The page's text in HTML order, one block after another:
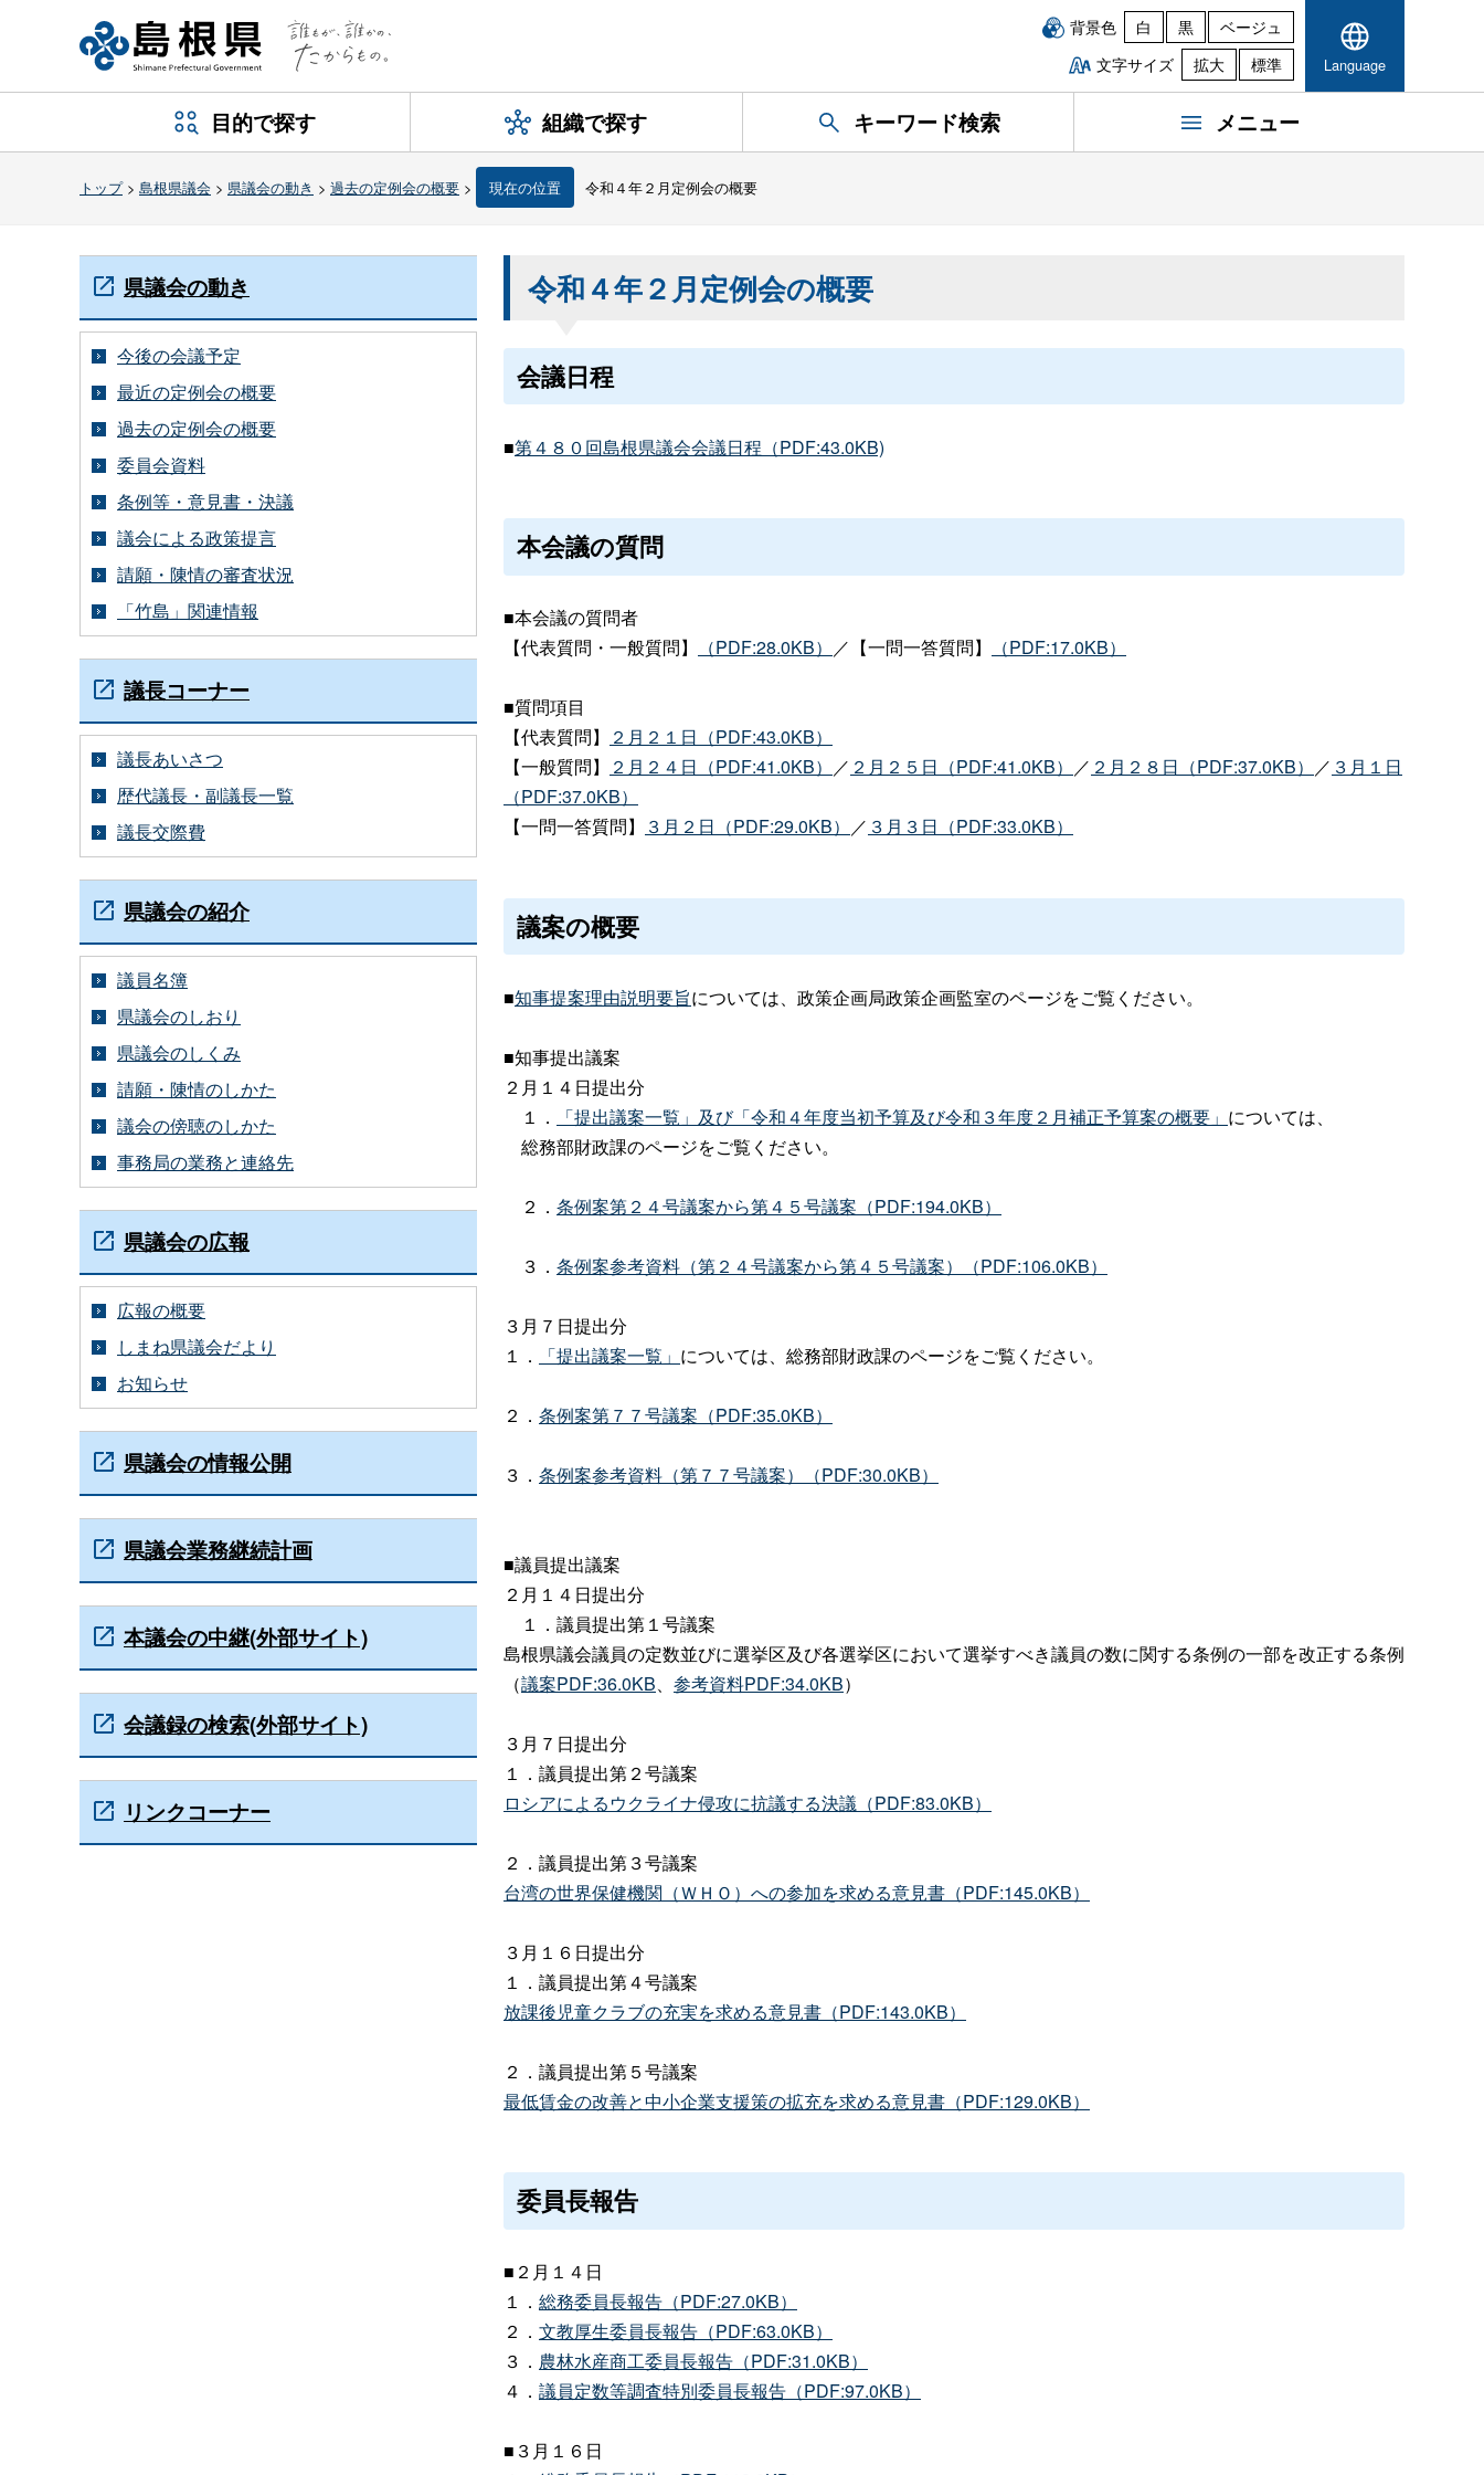
背景色 白 黒
ベージュ
文字サイズ
拡大 標準 Language
目的で探す 組織で探す キーワード検索 メニュー
トップ> 島根県議会 > 県議会の動き > 過去の定例会の概要 > 現在の位置 令和４年２月定例会の概要
令和４年２月定例会の概要
会議日程
■第４８０回島根県議会会議日程（PDF:43.0KB)
本会議の質問
■本会議の質問者
【代表質問・一般質問】
（PDF:28.0KB） ／【一問一答質問】 （PDF:17.0KB）
■質問項目
【代表質問】
２月２１日（PDF:43.0KB）
【一般質問】
２月２４日（PDF:41.0KB） ／ ２月２５日（PDF:41.0KB） ／ ２月２８日（PDF:37.0KB） ／ ３月１日
（PDF:37.0KB）
【一問一答質問】
３月２日（PDF:29.0KB） ／ ３月３日（PDF:33.0KB）
議案の概要
■知事提案理由説明要旨については、政策企画局政策企画監室のページをご覧ください。
■知事提出議案
２月１４日提出分
１．
「提出議案一覧」及び「令和４年度当初予算及び令和３年度２月補正予算案の概要」 については、
総務部財政課のページをご覧ください。
２． 条例案第２４号議案から第４５号議案（PDF:194.0KB）
３． 条例案参考資料（第２４号議案から第４５号議案）（PDF:106.0KB）
３月７日提出分
１．
「提出議案一覧」 については、総務部財政課のページをご覧ください。
２． 条例案第７７号議案（PDF:35.0KB）
３． 条例案参考資料（第７７号議案）（PDF:30.0KB）
■議員提出議案
２月１４日提出分
１．議員提出第１号議案
島根県議会議員の定数並びに選挙区及び各選挙区において選挙すべき議員の数に関する条例の一部を改正する条例
（議案PDF:36.0KB 参考資料PDF:34.0KB）
３月７日提出分
１．議員提出第２号議案
ロシアによるウクライナ侵攻に抗議する決議（PDF:83.0KB）
２．議員提出第３号議案
台湾の世界保健機関（ＷＨＯ）への参加を求める意見書（PDF:145.0KB）
３月１６日提出分
１．議員提出第４号議案
放課後児童クラブの充実を求める意見書（PDF:143.0KB）
２．議員提出第５号議案
最低賃金の改善と中小企業支援策の拡充を求める意見書（PDF:129.0KB）
委員長報告
■２月１４日
１． 総務委員長報告（PDF:27.0KB）
２． 文教厚生委員長報告（PDF:63.0KB）
３． 農林水産商工委員長報告（PDF:31.0KB）
４． 議員定数等調査特別委員長報告（PDF:97.0KB）
■３月１６日
県議会の動き
今後の会議予定
最近の定例会の概要
過去の定例会の概要
委員会資料
条例等・意見書・決議
議会による政策提言
請願・陳情の審査状況
「竹島」関連情報
議長コーナー
議長あいさつ
歴代議長・副議長一覧
議長交際費
県議会の紹介
議員名簿
県議会のしおり
県議会のしくみ
請願・陳情のしかた
議会の傍聴のしかた
事務局の業務と連絡先
県議会の広報
広報の概要
しまね県議会だより
お知らせ
県議会の情報公開
県議会業務継続計画
本議会の中継(外部サイト)
会議録の検索(外部サイト)
リンクコーナー